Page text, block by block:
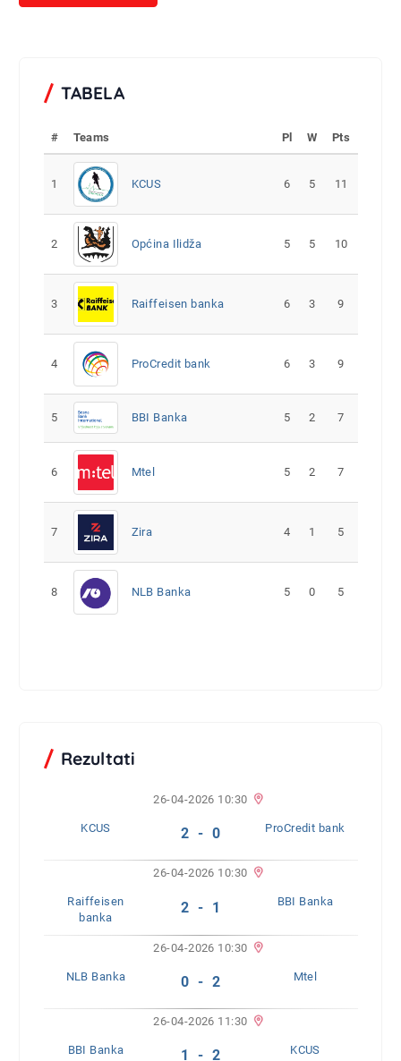
TABELA
# Teams Pl W Pts
1 KCUS 6 5 11
2 Općina Ilidža 5 5 10
3 Raiffeisen banka 6 3 9
4 ProCredit bank 6 3 9
5 BBI Banka 5 2 7
6 Mtel 5 2 7
7 Zira 4 1 5
8 NLB Banka 5 0 5
Rezultati
26-04-2026 10:30
KCUS 2 - 0 ProCredit bank
26-04-2026 10:30
Raiffeisen
banka
2 - 1 BBI Banka
26-04-2026 10:30
NLB Banka 0 - 2 Mtel
26-04-2026 11:30
BBI Banka 1 - 2 KCUS